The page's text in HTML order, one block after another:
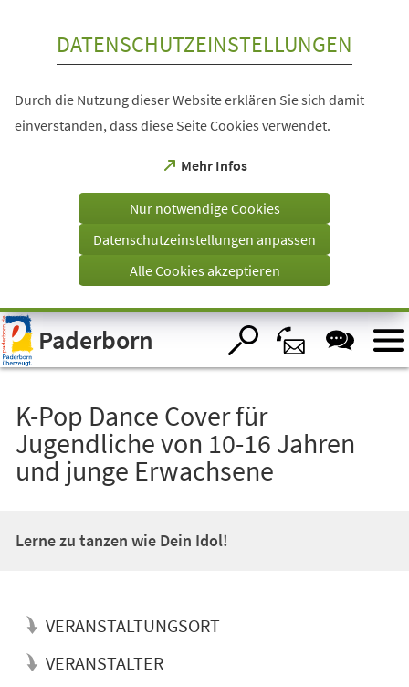
Visuelle
Assistenzsoftware
öffnen.
DATENSCHUTZEINSTELLUNGEN
Durch die Nutzung dieser Website erklären Sie sich damit
einverstanden, dass diese Seite Cookies verwendet.
Mehr Infos
(Öffnet
einem
Tab)
Nur notwendige Cookies
Datenschutzeinstellungen anpassen
Alle Cookies akzeptieren
Paderborn
K-Pop Dance Cover für
Jugendliche von 10-16 Jahren
und junge Erwachsene
Lerne zu tanzen wie Dein Idol!
VERANSTALTUNGSORT
VERANSTALTER